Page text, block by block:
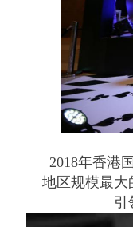
2018年香港
地区规模最大
引